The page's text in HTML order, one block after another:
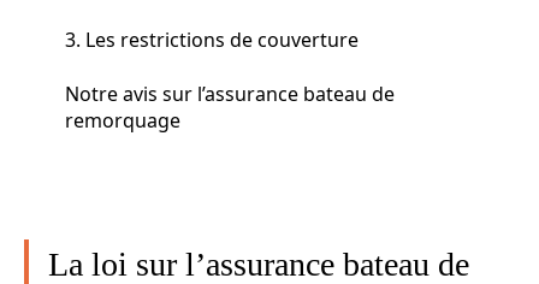
3. Les restrictions de couverture
Notre avis sur l’assurance bateau de
remorquage
La loi sur l’assurance bateau de